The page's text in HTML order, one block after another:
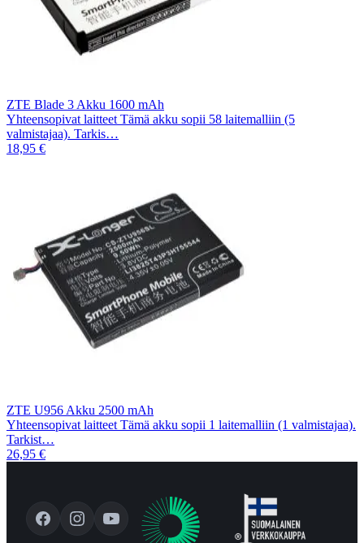
ZTE Blade 3 Akku 1600 mAh
Yhteensopivat laitteet Tämä akku sopii 58 laitemalliin (5
valmistajaa). Tarkis…
18,95 €
ZTE U956 Akku 2500 mAh
Yhteensopivat laitteet Tämä akku sopii 1 laitemalliin (1 valmistajaa).
Tarkist…
26,95 €